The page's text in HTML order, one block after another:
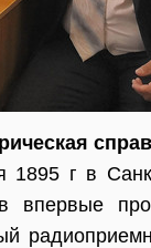
1895 г в
впервые